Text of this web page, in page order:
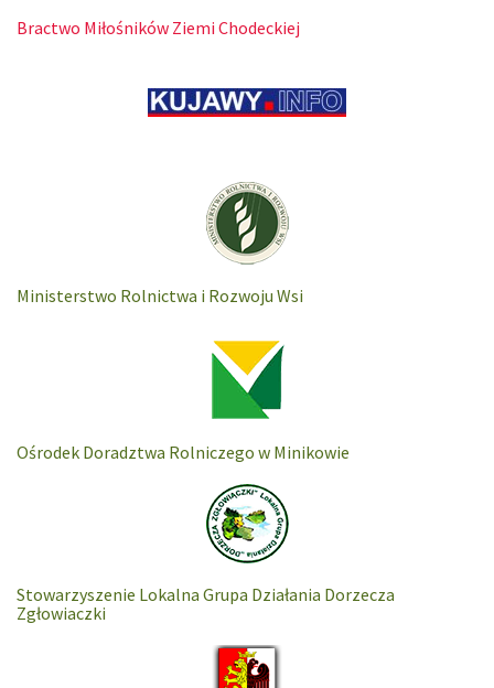
Bractwo Miłośników Ziemi Chodeckiej
Ministerstwo Rolnictwa i Rozwoju Wsi
Ośrodek Doradztwa Rolniczego w Minikowie
Stowarzyszenie Lokalna Grupa Działania Dorzecza
Zgłowiaczki